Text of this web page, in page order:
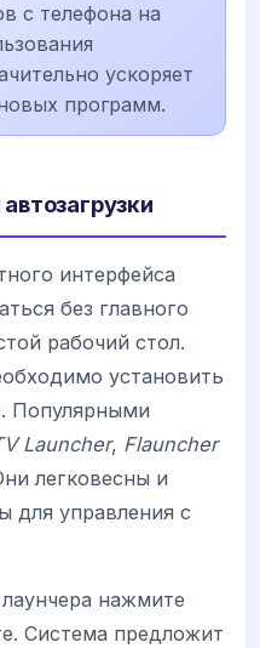
с телефона на
ускоряет
программ.
интерфейса
без главного
рабочий стол.
установить
Популярными
Launcher, Flauncher
легковесны и
для управления с
нажмите
Система предложит